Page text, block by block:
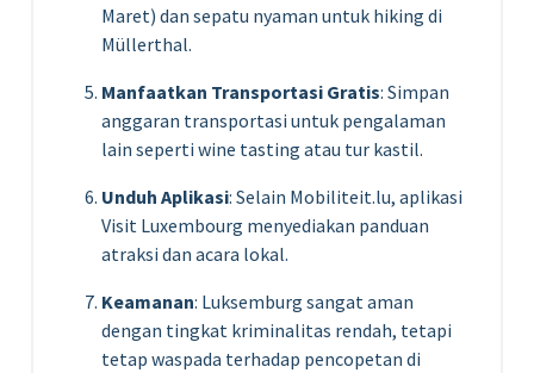
Maret) dan sepatu nyaman untuk hiking di
Müllerthal.
Manfaatkan Transportasi Gratis: Simpan
anggaran transportasi untuk pengalaman
lain seperti wine tasting atau tur kastil.
Unduh Aplikasi: Selain Mobiliteit.lu, aplikasi
Visit Luxembourg menyediakan panduan
atraksi dan acara lokal.
Keamanan: Luksemburg sangat aman
dengan tingkat kriminalitas rendah, tetapi
tetap waspada terhadap pencopetan di